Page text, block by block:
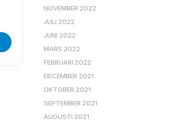
NOVEMBER 2022
JULI 2022
JUNI 2022
MARS 2022
FEBRUARI 2022
DECEMBER 2021
OKTOBER 2021
SEPTEMBER 2021
AUGUSTI 2021